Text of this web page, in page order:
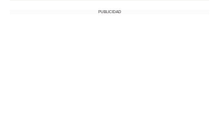
PUBLICIDAD